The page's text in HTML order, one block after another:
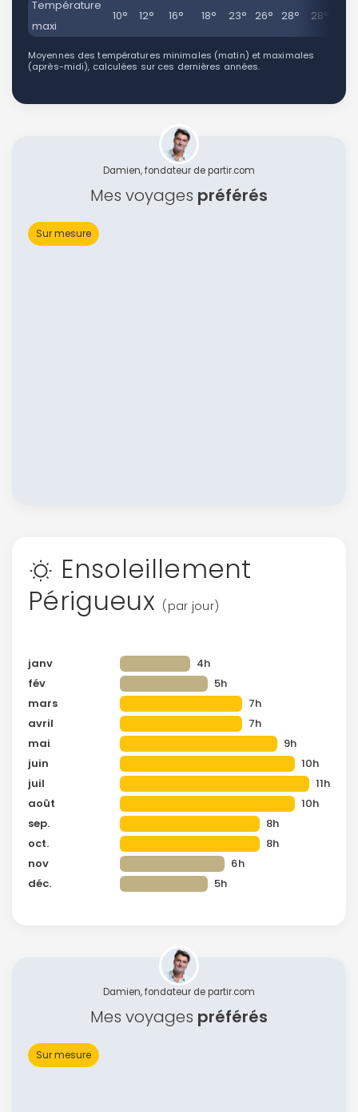
Température
maxi
10° 12° 16° 18° 23° 26° 28° 28°
Moyennes des températures minimales (matin) et maximales
(après-midi), calculées sur ces dernières années.
Damien, fondateur de partir.com
Mes voyages préférés
Sur mesure
Ensoleillement
Périgueux (par jour)
janv
4h
fév
5h
mars
7h
avril
7h
mai
9h
juin
10h
juil
11h
août
10h
sep.
8h
oct.
8h
nov
6h
déc.
5h
Damien, fondateur de partir.com
Mes voyages préférés
Sur mesure